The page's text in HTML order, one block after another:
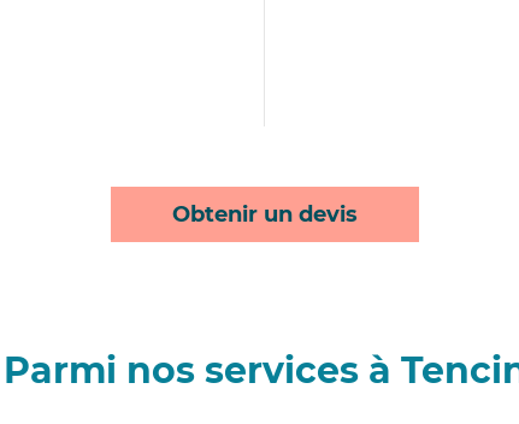
Obtenir un devis
Parmi nos services à